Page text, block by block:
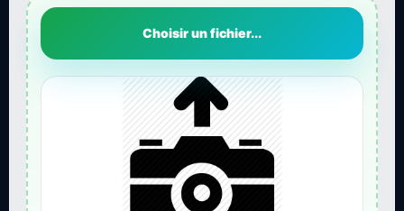
Choisir un fichier...